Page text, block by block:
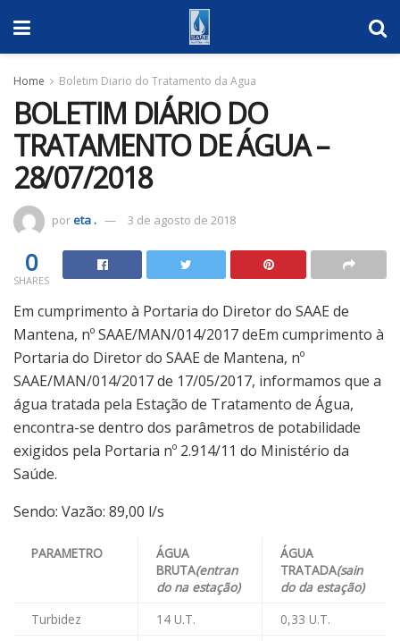
Home Boletim Diario do Tratamento da Agua
BOLETIM DIÁRIO DO
TRATAMENTO DE ÁGUA –
28/07/2018
poreta . 3 de agosto de 2018
0
SHARES
Em cumprimento à Portaria do Diretor do SAAE de
Mantena, nº SAAE/MAN/014/2017 deEm cumprimento à
Portaria do Diretor do SAAE de Mantena, nº
SAAE/MAN/014/2017 de 17/05/2017, informamos que a
água tratada pela Estação de Tratamento de Água,
encontra-se dentro dos parâmetros de potabilidade
exigidos pela Portaria nº 2.914/11 do Ministério da
Saúde.
Sendo: Vazão: 89,00 l/s
PARAMETRO
ÁGUA
BRUTA(entran
do na estação)
ÁGUA
TRATADA(sain
do da estação)
Turbidez
14 U.T.
0,33 U.T.